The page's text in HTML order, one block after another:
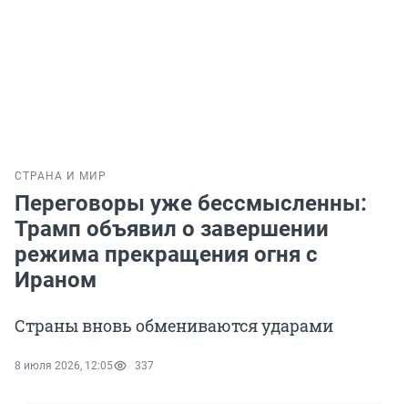
СТРАНА И МИР
Переговоры уже бессмысленны:
Трамп объявил о завершении
режима прекращения огня с
Ираном
Страны вновь обмениваются ударами
8 июля 2026, 12:05 337